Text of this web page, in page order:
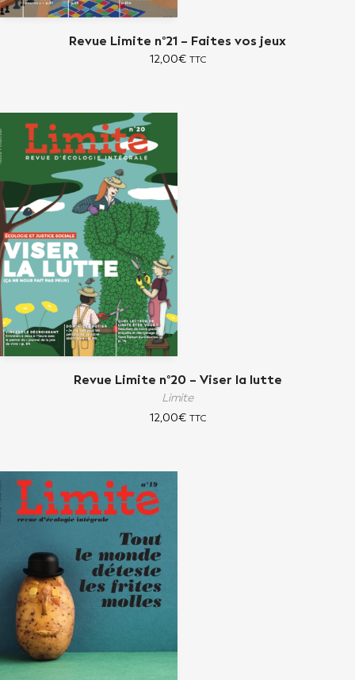
Revue Limite n°21 – Faites vos jeux
12,00€ TTC
Revue Limite n°20 – Viser la lutte
Limite
12,00€ TTC